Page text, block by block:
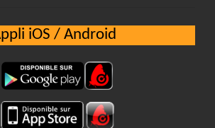
iOS / Android